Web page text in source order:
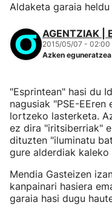
Aldaketa garaia
AGENTZIAK |
2015/05/07 - 02:00
Azken eguneratzea
"Esprintean" hasi du
nagusiak "PSE-
lortzeko lasterketa.
ez dira "iritsiberriak"
dituzten "iluminatu
gure alderdiak kaleko
Mendia Gasteizen
kanpainari hasiera
garaia hasi dugu